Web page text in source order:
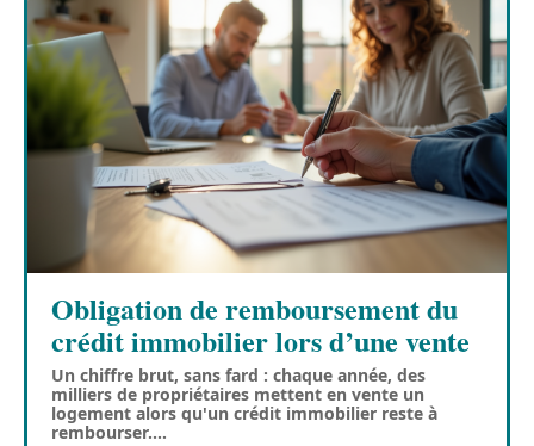
Obligation de remboursement du
crédit immobilier lors d’une vente
Un chiffre brut, sans fard : chaque année, des
milliers de propriétaires mettent en vente un
logement alors qu'un crédit immobilier reste à
rembourser.…